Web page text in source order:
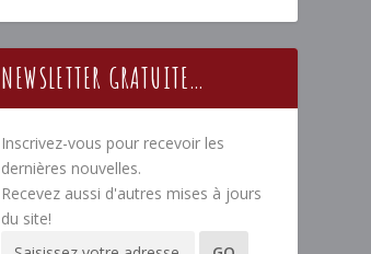
NEWSLETTER GRATUITE…
Inscrivez-vous pour recevoir les
dernières nouvelles.
Recevez aussi d'autres mises à jours
du site!